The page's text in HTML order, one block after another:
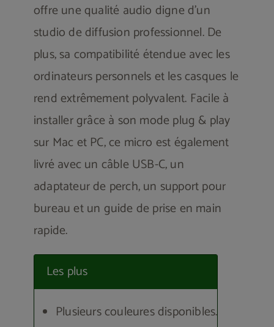
offre une qualité audio digne d’un
studio de diffusion professionnel. De
plus, sa compatibilité étendue avec les
ordinateurs personnels et les casques le
rend extrêmement polyvalent. Facile à
installer grâce à son mode plug & play
sur Mac et PC, ce micro est également
livré avec un câble USB-C, un
adaptateur de perch, un support pour
bureau et un guide de prise en main
rapide.
Les plus
Plusieurs couleures disponibles.